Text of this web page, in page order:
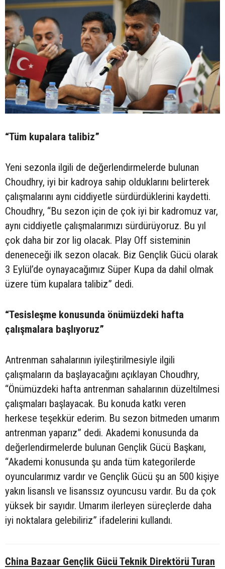
“Tüm kupalara talibiz”
Yeni sezonla ilgili de değerlendirmelerde bulunan
Choudhry, iyi bir kadroya sahip olduklarını belirterek
çalışmalarını aynı ciddiyetle sürdürdüklerini kaydetti.
Choudhry, “Bu sezon için de çok iyi bir kadromuz var,
aynı ciddiyetle çalışmalarımızı sürdürüyoruz. Bu yıl
çok daha bir zor lig olacak. Play Off sisteminin
deneneceği ilk sezon olacak. Biz Gençlik Gücü olarak
3 Eylül’de oynayacağımız Süper Kupa da dahil olmak
üzere tüm kupalara talibiz” dedi.
“Tesisleşme konusunda önümüzdeki hafta
çalışmalara başlıyoruz”
Antrenman sahalarının iyileştirilmesiyle ilgili
çalışmaların da başlayacağını açıklayan Choudhry,
“Önümüzdeki hafta antrenman sahalarının düzeltilmesi
çalışmaları başlayacak. Bu konuda katkı veren
herkese teşekkür ederim. Bu sezon bitmeden umarım
antrenman yaparız” dedi. Akademi konusunda da
değerlendirmelerde bulunan Gençlik Gücü Başkanı,
“Akademi konusunda şu anda tüm kategorilerde
oyuncularımız vardır ve Gençlik Gücü şu an 500 kişiye
yakın lisanslı ve lisanssız oyuncusu vardır. Bu da çok
yüksek bir sayıdır. Umarım ilerleyen süreçlerde daha
iyi noktalara gelebiliriz” ifadelerini kullandı.
China Bazaar Gençlik Gücü Teknik Direktörü Turan